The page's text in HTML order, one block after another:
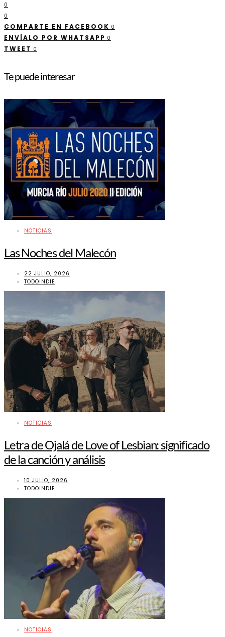
0
0
COMPARTE EN FACEBOOK 0
ENVÍALO POR WHATSAPP 0
TWEET 0
Te puede interesar
NOTICIAS
Las Noches del Malecón
22 JULIO, 2026
TODOINDIE
NOTICIAS
Letra de Ojalá de Love of Lesbian: significado
de la canción y análisis
10 JULIO, 2026
TODOINDIE
NOTICIAS